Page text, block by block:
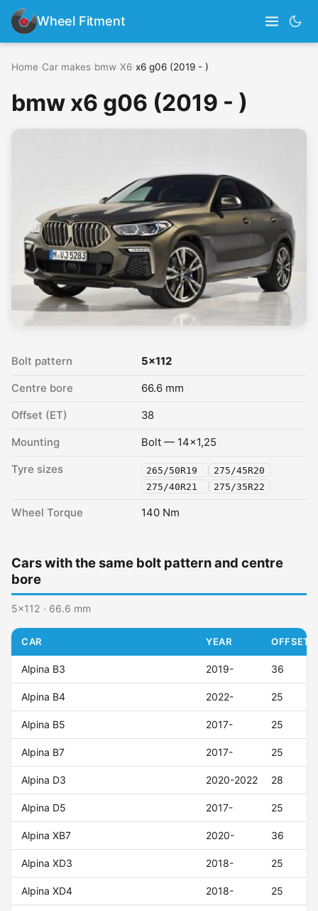
Wheel Fitment
Home Car makes bmw X6 x6 g06 (2019 - )
bmw x6 g06 (2019 - )
Bolt pattern 5x112
Centre bore 66.6 mm
Offset (ET) 38
Mounting Bolt — 14x1,25
Tyre sizes 265/50R19
275/45R20
275/40R21
275/35R22
Wheel Torque 140 Nm
Cars with the same bolt pattern and centre
bore
5x112 · 66.6 mm
CAR YEAR OFFSET
Alpina B3 2019- 36
Alpina B4 2022- 25
Alpina B5 2017- 25
Alpina B7 2017- 25
Alpina D3 2020-2022 28
Alpina D5 2017- 25
Alpina XB7 2020- 36
Alpina XD3 2018- 25
Alpina XD4 2018- 25